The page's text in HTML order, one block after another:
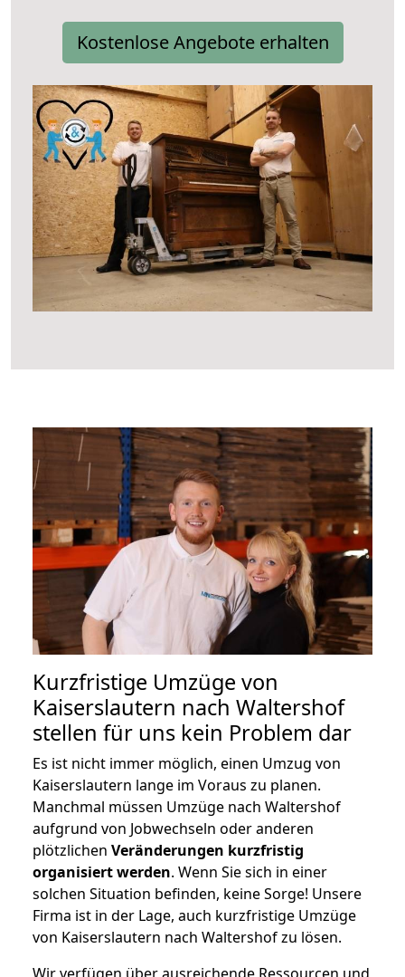
Kostenlose Angebote erhalten
Kurzfristige Umzüge von
Kaiserslautern nach Waltershof
stellen für uns kein Problem dar
Es ist nicht immer möglich, einen Umzug von
Kaiserslautern lange im Voraus zu planen.
Manchmal müssen Umzüge nach Waltershof
aufgrund von Jobwechseln oder anderen
plötzlichen Veränderungen kurzfristig
organisiert werden. Wenn Sie sich in einer
solchen Situation befinden, keine Sorge! Unsere
Firma ist in der Lage, auch kurzfristige Umzüge
von Kaiserslautern nach Waltershof zu lösen.